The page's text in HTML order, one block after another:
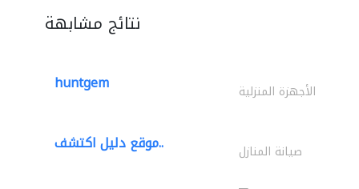
نتائج مشابهة
huntgem الأجهزة المنزلية
موقع دليل اكتشف.. صيانة المنازل